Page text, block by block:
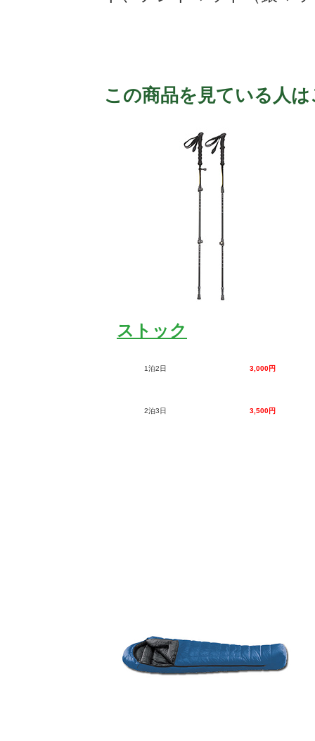
この商品を見ている人
ストック
1泊2日 3,000円
2泊3日 3,500円